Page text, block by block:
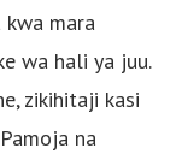
mara
wa hali ya juu.
zikihitaji kasi
na